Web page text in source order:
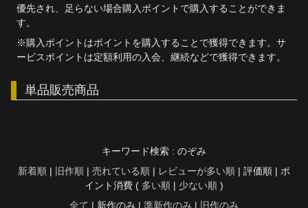
優先され、足らない場合購入ポイントで購入することができま
す。
※購入ポイントはポイントを購入することで獲得できます。サ
ービスポイントは定額利用の入会、継続などで獲得できます。
単品販売商品
キーワード検索 : のぞみ
新着順 | 旧作順 | 売れている順 | レビューが多い順 | 評価順 | ポ
イント消費 ( 多い順 | 少ない順 )
全て | 新作のみ | 準新作のみ | 旧作のみ